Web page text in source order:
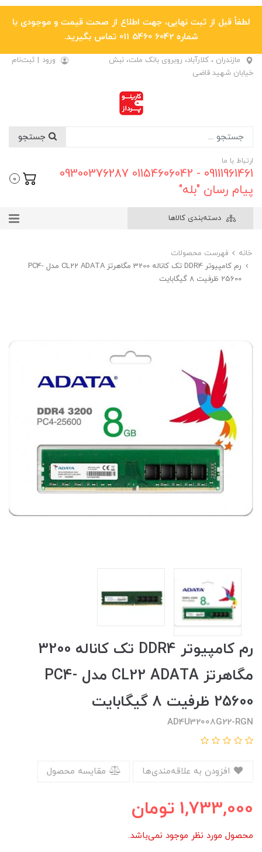
لطفاً قبل از ثبت نهایی، جهت اطلاع از صحت قیمت و موجودی با
شماره 6042 5460 011 تماس بگیرید.
مازندران ، کلارآباد، روبروی بانک ملت، نبش
خیابان شهید قاضی
ورود | ثبت‌نام
ارتباط با ما
09111961461 - 01154606042 09300376287
پیام رسان "بله"
0
دسته‌بندی کالاها
خانه
فهرست محصولات
رم کامپیوتر DDR4 تک کاناله 3200 مگاهرتز CL22 ADATA مدل PC4-
25600 ظرفیت 8 گیگابایت
رم کامپیوتر DDR4 تک کاناله 3200
مگاهرتز CL22 ADATA مدل PC4-
25600 ظرفیت 8 گیگابایت
AD4U32008G22-RGN
مقایسه محصول
1,733,000 تومان
محصول مورد نظر موجود نمی‌باشد.